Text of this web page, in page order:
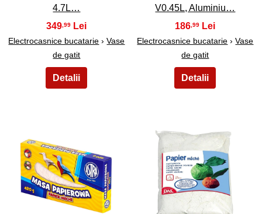
4.7L…
349 ,99
Electrocasnice bucatarie ›Vase
de gatit
V0.45L, Aluminiu…
186 ,99
Electrocasnice bucatarie ›Vase
de gatit
7 8